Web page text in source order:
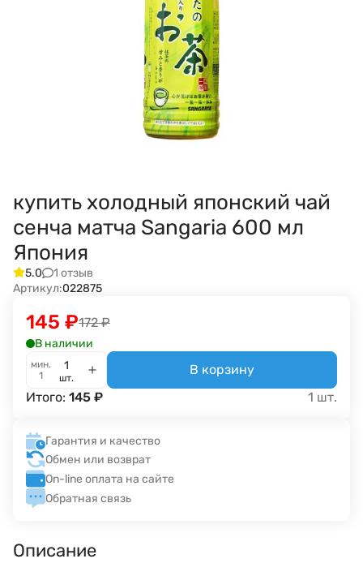
купить холодный японский чай
сенча матча Sangaria 600 мл
Япония
5.0
1 отзыв
Артикул:022875
172 ₽
145 ₽
В наличии
мин.
1
шт.
В корзину
Итого: 145 ₽ 1 шт.
Гарантия и качество
Обмен или возврат
On-line оплата на сайте
Обратная связь
Описание